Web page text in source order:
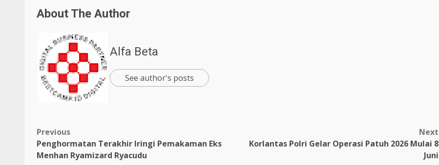
About The Author
Alfa Beta
See author's posts
Previous
Penghormatan Terakhir Iringi Pemakaman Eks
Menhan Ryamizard Ryacudu
Next
Korlantas Polri Gelar Operasi Patuh 2026 Mulai 8
Juni